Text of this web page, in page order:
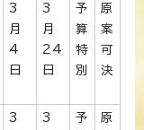
3
月
4
日
3
月
24
日
予
算
特
別
原
案
可
決
3
3
予
原